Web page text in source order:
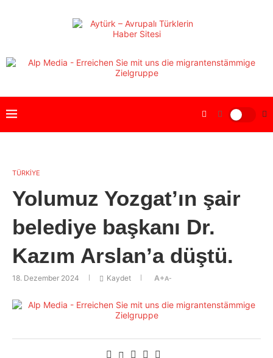
TÜRKİYE
Yolumuz Yozgat’ın şair
belediye başkanı Dr.
Kazım Arslan’a düştü.
18. Dezember 2024 Kaydet A+A-